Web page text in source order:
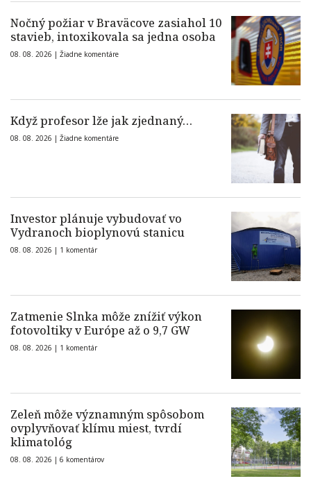
Nočný požiar v Braväcove zasiahol 10
stavieb, intoxikovala sa jedna osoba
08. 08. 2026 | Žiadne komentáre
Když profesor lže jak zjednaný…
08. 08. 2026 | Žiadne komentáre
Investor plánuje vybudovať vo
Vydranoch bioplynovú stanicu
08. 08. 2026 | 1 komentár
Zatmenie Slnka môže znížiť výkon
fotovoltiky v Európe až o 9,7 GW
08. 08. 2026 | 1 komentár
Zeleň môže významným spôsobom
ovplyvňovať klímu miest, tvrdí
klimatológ
08. 08. 2026 | 6 komentárov